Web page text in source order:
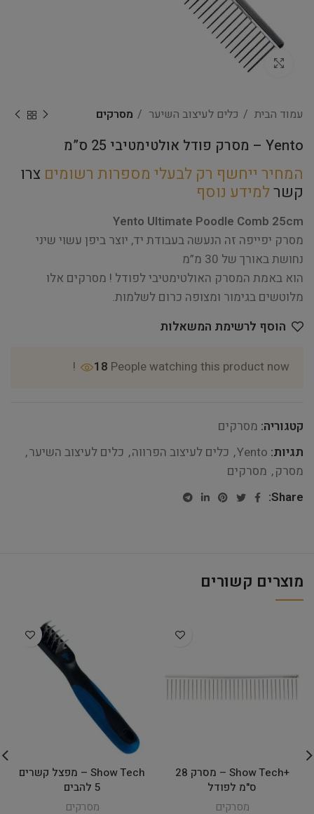
Click to enlarge
עמוד הבית כלים לעיצוב השיער מסרקים
Yento – מסרק פודל אולטימטיבי 25 ס”מ
המחיר ייחשף רק לבעלי מספרות רשומים צרו
קשרלמידע נוסף
Yento Ultimate Poodle Comb 25cm
מסרק יפייפה זה הנעשה בעבודת יד, יוצר ביפן עשוי שיני
נחושת באורך של 30 מ”מ
הוא באמת המסרק האולטימטיבי לפודל ! מסרקים אלו
מלוטשים בגימור ומצופה כרום לשלמות.
הוסף לרשימת המשאלות
18 People watching this product now!
קטגוריה: מסרקים
תגיות: Yento
, כלים לעיצוב הפרווה, כלים לעיצוב השיער,
מסרק, מסרקים
Share:
מוצרים קשורים
+Show Tech – מסרק 28
ס"מ לפודל
מסרקים
Show Tech – מפצל קשרים
5 להבים
מסרקים